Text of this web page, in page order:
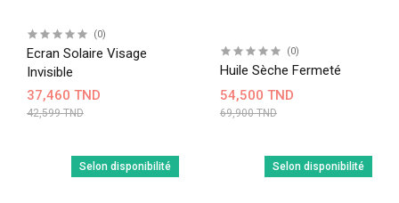
(0)
Ecran Solaire Visage
Invisible
37,460 TND
42,599 TND
(0)
Huile Sèche Fermeté
54,500 TND
69,900 TND
Selon disponibilité Selon disponibilité